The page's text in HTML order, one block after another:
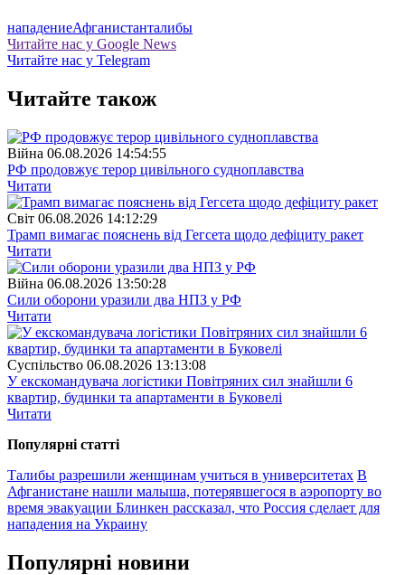
нападениеАфганистанталибы
Читайте нас у Google News
Читайте нас у Telegram
Читайте також
Війна 06.08.2026 14:54:55
РФ продовжує терор цивільного судноплавства
Читати
Свiт 06.08.2026 14:12:29
Трамп вимагає пояснень від Гегсета щодо дефіциту ракет
Читати
Війна 06.08.2026 13:50:28
Сили оборони уразили два НПЗ у РФ
Читати
Суспiльство 06.08.2026 13:13:08
У екскомандувача логістики Повітряних сил знайшли 6
квартир, будинки та апартаменти в Буковелі
Читати
Популярнi статтi
Талибы разрешили женщинам учиться в университетах В
Афганистане нашли малыша, потерявшегося в аэропорту во
время эвакуации Блинкен рассказал, что Россия сделает для
нападения на Украину
Популярнi новини